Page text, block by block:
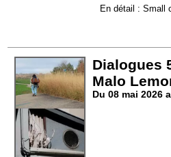
En détail : Small
Dialogues
Malo
Du 08 mai 2026